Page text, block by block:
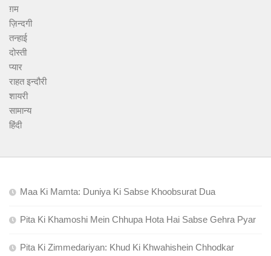
ग़म
ज़िन्दगी
तन्हाई
दोस्ती
प्यार
राहत इन्दौरी
शायरी
सामान्य
हिंदी
Maa Ki Mamta: Duniya Ki Sabse Khoobsurat Dua
Pita Ki Khamoshi Mein Chhupa Hota Hai Sabse Gehra Pyar
Pita Ki Zimmedariyan: Khud Ki Khwahishein Chhodkar